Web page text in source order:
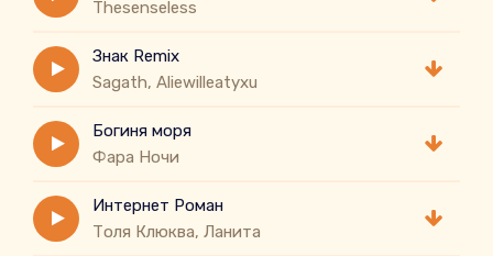
Стыдно жрать под одеялом и не за себя молюсь
Вновь беда, каких немало
Thesenseless
Знак Remix
Sagath, Aliewilleatyxu
Богиня моря
Фара Ночи
Интернет Роман
Толя Клюква, Ланита